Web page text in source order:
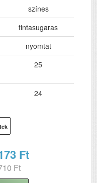
színes
tintasugaras
nyomtat
25
24
Ft
Ft